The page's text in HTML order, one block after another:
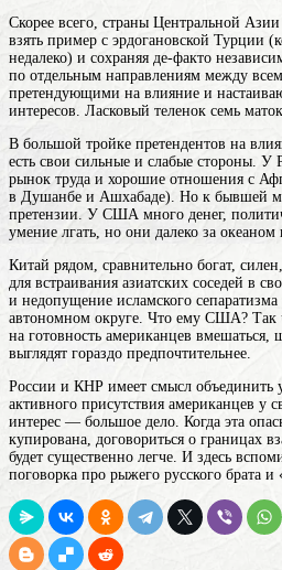
Скорее всего, страны Центральной
взять пример с эрдогановской Турции
недалеко) и сохраняя де-факто
по отдельным направлениям между
претендующими на влияние и
интересов. Ласковый теленок семь маток
В большой тройке претендентов на
есть свои сильные и слабые стороны. У
рынок труда и хорошие отношения с
в Душанбе и Ашхабаде). Но к бывшей
претензии. У США много денег,
умение лгать, но они далеко за океаном
Китай рядом, сравнительно богат,
для встраивания азиатских соседей в
и недопущение исламского
автономном округе. Что ему США? Так
на готовность американцев
выглядят гораздо предпочтительнее.
России и КНР имеет смысл объединить
активного присутствия американцев у
интерес — большое дело. Когда эта
купирована, договориться о границах
будет существенно легче. И здесь
поговорка про рыжего русского брата и